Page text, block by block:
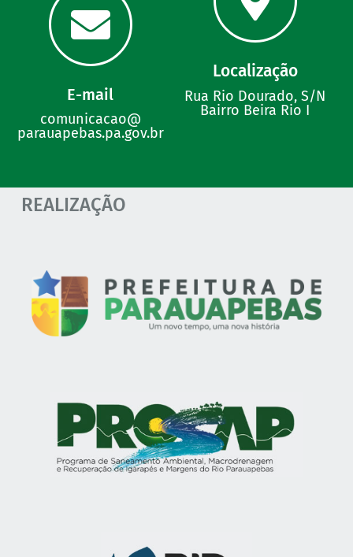
E-mail
comunicacao@
parauapebas.pa.gov.br
Localização
Rua Rio Dourado, S/N
Bairro Beira Rio I
REALIZAÇÃO